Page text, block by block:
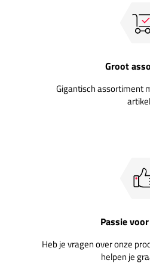
Groot
Gigantisch assortiment
Passie
Heb je vragen over onze
helpen je